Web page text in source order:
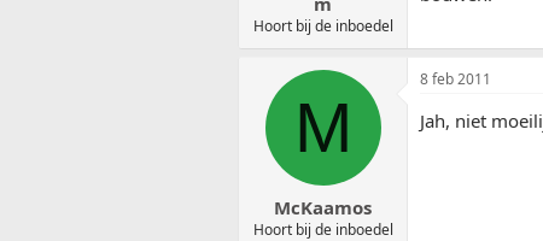
Hoort bij de inboedel
M
McKaamos
Hoort bij de inboedel
8 feb 2011
Jah, niet